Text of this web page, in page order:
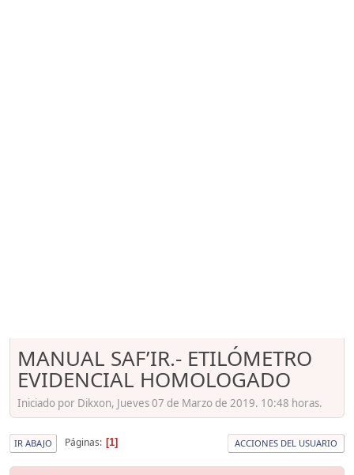
MANUAL SAF’IR.- ETILÓMETRO
EVIDENCIAL HOMOLOGADO
Iniciado por Dikxon, Jueves 07 de Marzo de 2019. 10:48 horas.
IR ABAJO Páginas 1 ACCIONES DEL USUARIO